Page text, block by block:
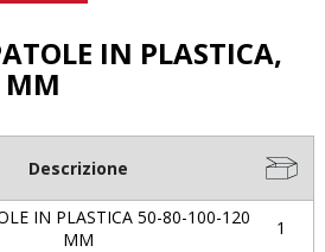
IN PLASTICA,
MM
Descrizione
IN PLASTICA 50-80-100-120
MM
1